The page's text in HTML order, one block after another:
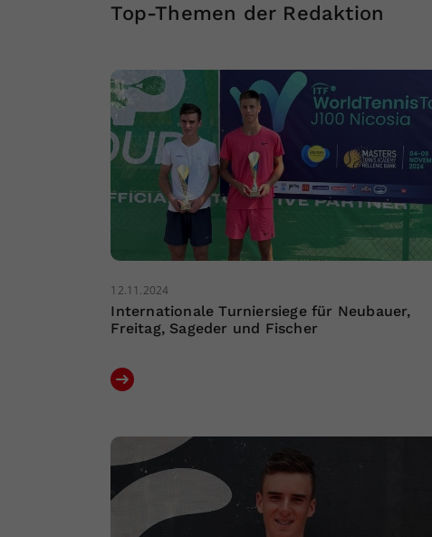
Top-Themen der Redaktion
12.11.2024
Internationale Turniersiege für Neubauer,
Freitag, Sageder und Fischer